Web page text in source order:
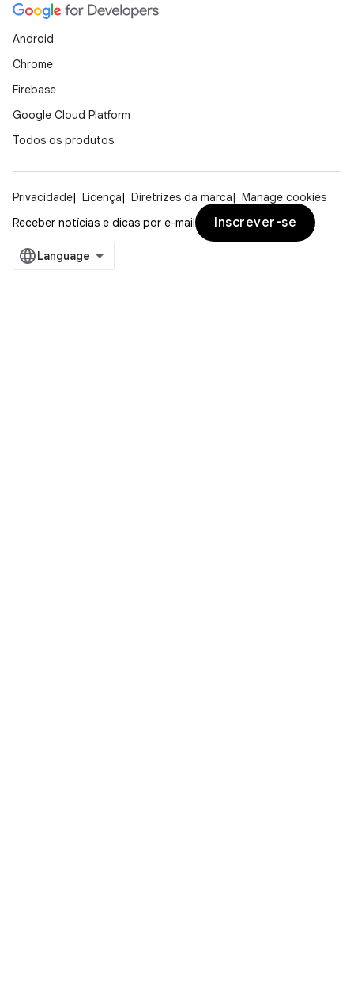
Android
Chrome
Firebase
Google Cloud Platform
Todos os produtos
Privacidade Licença Diretrizes da marca
Manage cookies
Receber notícias e dicas por e-mail
Inscrever-se